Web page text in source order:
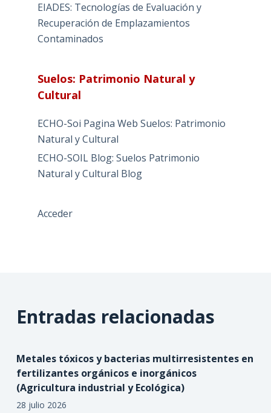
EIADES: Tecnologías de Evaluación y
Recuperación de Emplazamientos
Contaminados
Suelos: Patrimonio Natural y
Cultural
ECHO-Soi Pagina Web Suelos: Patrimonio
Natural y Cultural
ECHO-SOIL Blog: Suelos Patrimonio
Natural y Cultural Blog
Acceder
Entradas relacionadas
Metales tóxicos y bacterias multirresistentes en
fertilizantes orgánicos e inorgánicos
(Agricultura industrial y Ecológica)
28 julio 2026